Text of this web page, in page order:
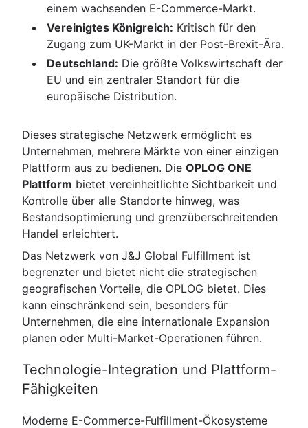
einem wachsenden E-Commerce-Markt.
Vereinigtes Königreich: Kritisch für den
Zugang zum UK-Markt in der Post-Brexit-Ära.
Deutschland: Die größte Volkswirtschaft der
EU und ein zentraler Standort für die
europäische Distribution.
Dieses strategische Netzwerk ermöglicht es
Unternehmen, mehrere Märkte von einer einzigen
Plattform aus zu bedienen. Die OPLOG ONE
Plattform bietet vereinheitlichte Sichtbarkeit und
Kontrolle über alle Standorte hinweg, was
Bestandsoptimierung und grenzüberschreitenden
Handel erleichtert.
Das Netzwerk von J&J Global Fulfillment ist
begrenzter und bietet nicht die strategischen
geografischen Vorteile, die OPLOG bietet. Dies
kann einschränkend sein, besonders für
Unternehmen, die eine internationale Expansion
planen oder Multi-Market-Operationen führen.
Technologie-Integration und Plattform-
Fähigkeiten
Moderne E-Commerce-Fulfillment-Ökosysteme